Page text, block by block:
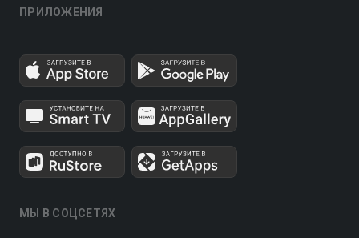
ПРИЛОЖЕНИЯ
МЫ В СОЦСЕТЯХ